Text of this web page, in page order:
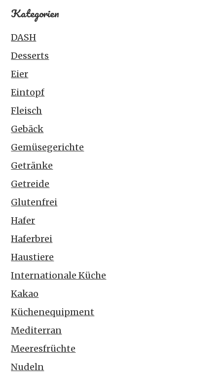
Kategorien
DASH
Desserts
Eier
Eintopf
Fleisch
Gebäck
Gemüsegerichte
Getränke
Getreide
Glutenfrei
Hafer
Haferbrei
Haustiere
Internationale Küche
Kakao
Küchenequipment
Mediterran
Meeresfrüchte
Nudeln